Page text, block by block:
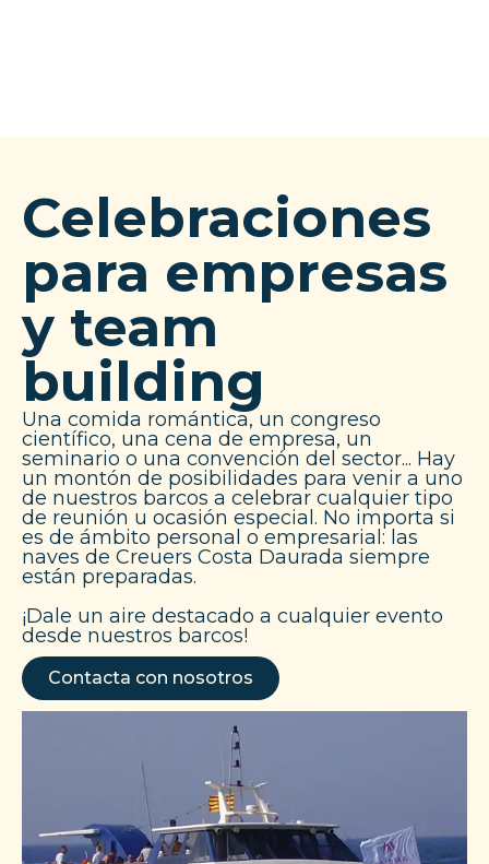
Celebraciones
para empresas
y team
building
Una comida romántica, un congreso
científico, una cena de empresa, un
seminario o una convención del sector... Hay
un montón de posibilidades para venir a uno
de nuestros barcos a celebrar cualquier tipo
de reunión u ocasión especial. No importa si
es de ámbito personal o empresarial: las
naves de Creuers Costa Daurada siempre
están preparadas.
¡Dale un aire destacado a cualquier evento
desde nuestros barcos!
Contacta con nosotros